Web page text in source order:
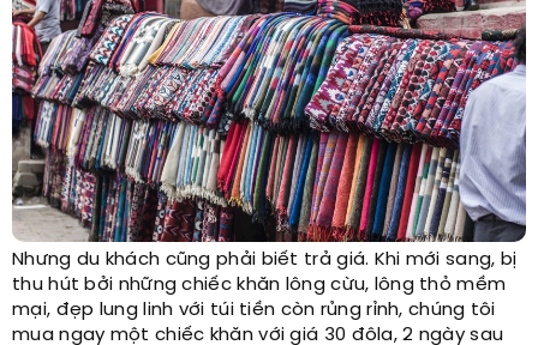
Nhưng du khách cũng phải biết trả giá. Khi mới sang, bị
thu hút bởi những chiếc khăn lông cừu, lông thỏ mềm
mại, đẹp lung linh với túi tiền còn rủng rỉnh, chúng tôi
mua ngay một chiếc khăn với giá 30 đôla, 2 ngày sau